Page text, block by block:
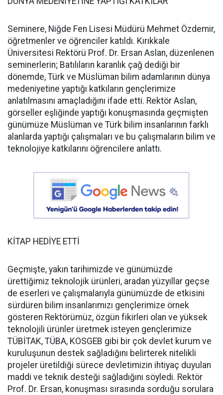
Seminere, Niğde Fen Lisesi Müdürü Mehmet Özdemir,
öğretmenler ve öğrenciler katıldı. Kırıkkale
Üniversitesi Rektörü Prof. Dr. Ersan Aslan, düzenlenen
seminerlerin; Batılıların karanlık çağ dediği bir
dönemde, Türk ve Müslüman bilim adamlarının dünya
medeniyetine yaptığı katkıların gençlerimize
anlatılmasını amaçladığını ifade etti. Rektör Aslan,
görseller eşliğinde yaptığı konuşmasında geçmişten
günümüze Müslüman ve Türk bilim insanlarının farklı
alanlarda yaptığı çalışmaları ve bu çalışmaların bilim ve
teknolojiye katkılarını öğrencilere anlattı.
KİTAP HEDİYE ETTİ
Geçmişte, yakın tarihimizde ve günümüzde
ürettiğimiz teknolojik ürünleri, aradan yüzyıllar geçse
de eserleri ve çalışmalarıyla günümüzde de etkisini
sürdüren bilim insanlarımızı gençlerimize örnek
gösteren Rektörümüz, özgün fikirleri olan ve yüksek
teknolojili ürünler üretmek isteyen gençlerimize
TÜBİTAK, TÜBA, KOSGEB gibi bir çok devlet kurum ve
kuruluşunun destek sağladığını belirterek nitelikli
projeler üretildiği sürece devletimizin ihtiyaç duyulan
maddi ve teknik desteği sağladığını söyledi. Rektör
Prof. Dr. Ersan, konuşması sırasında sorduğu sorulara